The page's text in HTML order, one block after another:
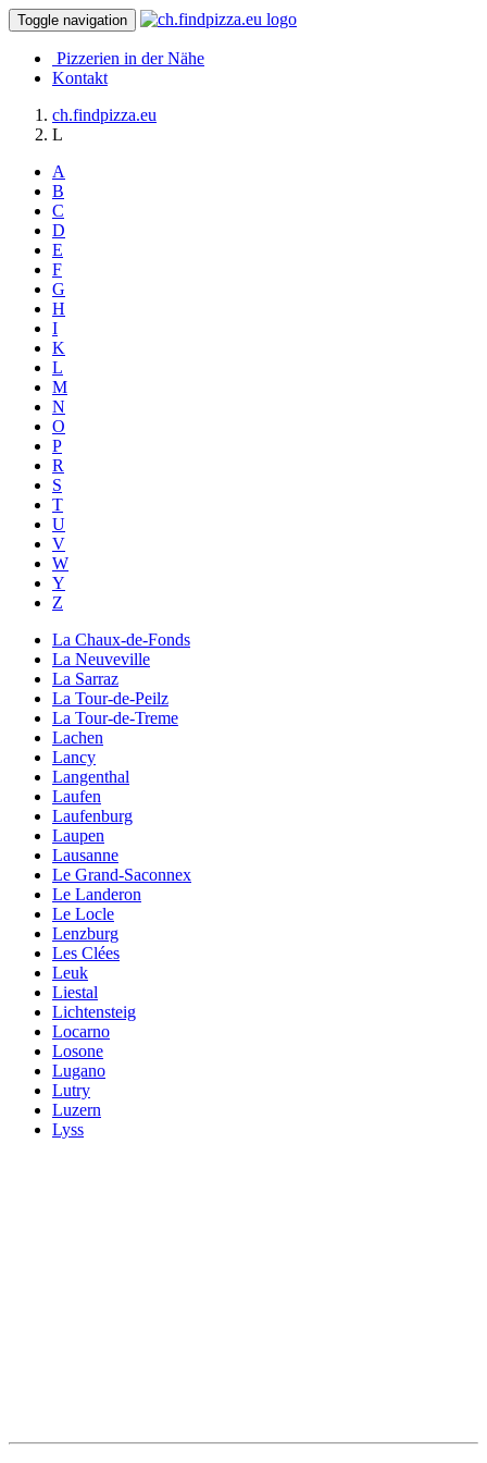
Toggle navigation
Pizzerien in der Nähe
Kontakt
ch.findpizza.eu
L
A
B
C
D
E
F
G
H
I
K
L
M
N
O
P
R
S
T
U
V
W
Y
Z
La Chaux-de-Fonds
La Neuveville
La Sarraz
La Tour-de-Peilz
La Tour-de-Treme
Lachen
Lancy
Langenthal
Laufen
Laufenburg
Laupen
Lausanne
Le Grand-Saconnex
Le Landeron
Le Locle
Lenzburg
Les Clées
Leuk
Liestal
Lichtensteig
Locarno
Losone
Lugano
Lutry
Luzern
Lyss